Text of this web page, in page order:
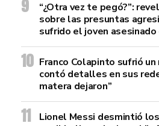
“¿Otra vez te pegó?”:
sobre las presuntas
sufrido el joven asesinado
Franco Colapinto sufrió un
contó detalles en sus
matera dejaron”
Lionel Messi desmintió